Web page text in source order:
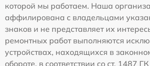
которой мы работаем. Наша
аффилирована с владельцами
знаков и не представляет их
ремонтных работ выполняются
устройствах, находящихся в
обороте, в соответствии со ст. 1487